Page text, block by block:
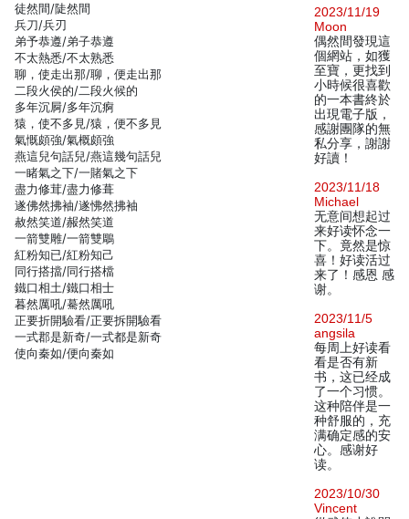
徒然間/陡然間
兵刀/兵刃
弟予恭遵/弟子恭遵
不太熱悉/不太熟悉
聊，使走出那/聊，便走出那
二段火侯的/二段火候的
多年沉屙/多年沉痾
猿，使不多見/猿，便不多見
氣慨頗強/氣概頗強
燕這兒句話兒/燕這幾句話兒
一睹氣之下/一賭氣之下
盡力修茸/盡力修葺
遂佛然拂袖/遂怫然拂袖
赦然笑道/赧然笑道
一箭雙雕/一箭雙鵰
紅粉知已/紅粉知己
同行搭擋/同行搭檔
鐵口相土/鐵口相士
暮然厲吼/驀然厲吼
正要折開驗看/正要拆開驗看
一式郡是新奇/一式都是新奇
使向秦如/便向秦如
2023/11/19
Moon
偶然間發現這
個網站，如獲
至寶，更找到
小時候很喜歡
的一本書終於
出現電子版，
感謝團隊的無
私分享，謝謝
好讀！
2023/11/18
Michael
无意间想起过
来好读怀念一
下。竟然是惊
喜！好读活过
来了！感恩 感
谢。
2023/11/5
angsila
每周上好读看
看是否有新
书，这已经成
了一个习惯。
这种陪伴是一
种舒服的，充
满确定感的安
心。感谢好
读。
2023/10/30
Vincent